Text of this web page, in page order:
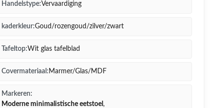
Handelstype:Vervaardiging
kaderkleur:Goud/rozengoud/zilver/zwart
Tafeltop:Wit glas tafelblad
Covermateriaal: Marmer/Glas/MDF
Markeren:
Moderne minimalistische eetstoel ,